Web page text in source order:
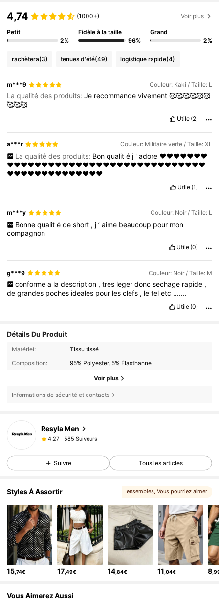
4,74 (1000+) Voir plus
Petit
2%
Fidèle à la taille
96%
Grand
2%
rachètera(3) tenues d'été(49) logistique rapide(4)
m***9 Couleur: Kaki / Taille: L
La qualité des produits:Je recommandevivement🥰🥰🥰🥰🥰🥰
🥰🥰🥰
Utile (2)
a***r Couleur: Militaire verte / Taille: XL
La qualité des produits: Bon qualit é j ' adore ❤️❤️❤️❤️❤️❤️❤️
❤️❤️❤️❤️❤️❤️❤️❤️❤️❤️❤️❤️❤️❤️❤️❤️❤️❤️❤️❤️❤️❤️❤️❤️❤️❤️❤️❤️❤️
❤️❤️❤️❤️❤️❤️❤️❤️❤️❤️❤️❤️❤️❤️
Utile (1)
m***y Couleur: Noir / Taille: L
Bonne qualit é de short , j ’ aime beaucoup pour mon
compagnon
Utile (0)
g***9 Couleur: Noir / Taille: M
conforme a la description , tres leger donc sechage rapide ,
degrandes poches ideales pour lesclefs , leteletc .......
Utile (0)
Détails Du Produit
Matériel:
Tissu tissé
Composition:
95% Polyester, 5% Élasthanne
Voir plus
Informations de sécurité et contacts
Resyla Men
4,27
585 Suiveurs
m***2est en train de naviguer
4,27 585 Suiveurs
4,27
585 Suiveurs
4,27 585 Suiveurs
4,27 585 Suiveurs
4,27 585 Suiveurs
Suivre Tous les articles
Styles À Assortir ensembles , Vous pourriez aimer
15 ,74€ 17 ,49€ 14,84€ 11 ,04€ 8
Vous Aimerez Aussi